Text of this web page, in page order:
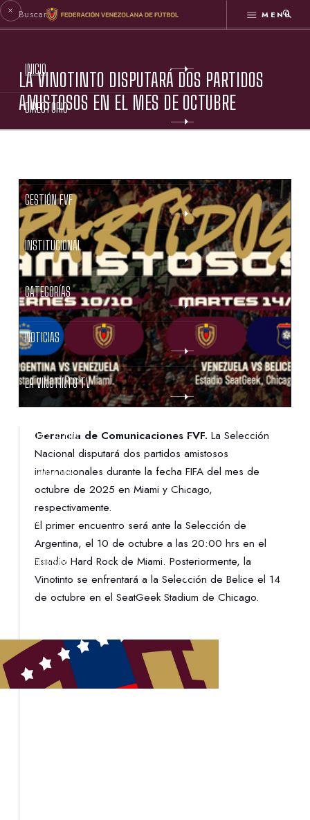
MENÚ
INICIO
DIRECTORIO
GESTIÓN FVF
INSTITUCIONAL
CATEGORÍAS
NOTICIAS
LA VINOTINTO TV
NOTIFICACIONES
NORMATIVAS
CONTACTO
DENUNCIAS
LA VINOTINTO DISPUTARÁ DOS PARTIDOS
AMISTOSOS EN EL MES DE OCTUBRE
Gerencia de Comunicaciones FVF. La Selección
Nacional disputará dos partidos amistosos
internacionales durante la fecha FIFA del mes de
octubre de 2025 en Miami y Chicago,
respectivamente.
El primer encuentro será ante la Selección de
Argentina, el 10 de octubre a las 20:00 hrs en el
Estadio Hard Rock de Miami. Posteriormente, la
Vinotinto se enfrentará a la Selección de Belice el 14
de octubre en el SeatGeek Stadium de Chicago.